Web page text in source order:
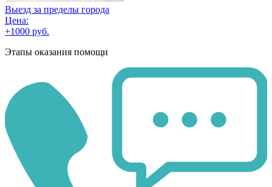
Выезд за пределы города
Цена:
+1000 руб.
Этапы оказания помощи